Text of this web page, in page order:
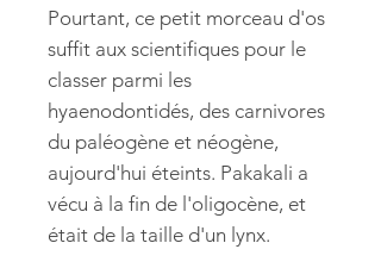
Pourtant, ce petit morceau d'os
suffit aux scientifiques pour le
classer parmi les
hyaenodontidés, des carnivores
du paléogène et néogène,
aujourd'hui éteints. Pakakali a
vécu à la fin de l'oligocène, et
était de la taille d'un lynx.